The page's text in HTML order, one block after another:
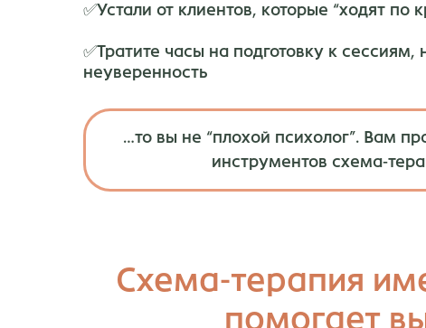
✅Устали от клиентов, которые “ходят по
✅Тратите часы на подготовку к сессиям,
неуверенность
…то вы не “плохой психолог”. Вам
инструментов схема-
Схема-терапия
помогает